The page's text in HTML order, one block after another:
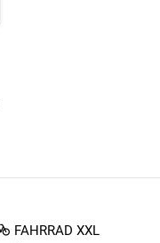
FAHRRAD XXL